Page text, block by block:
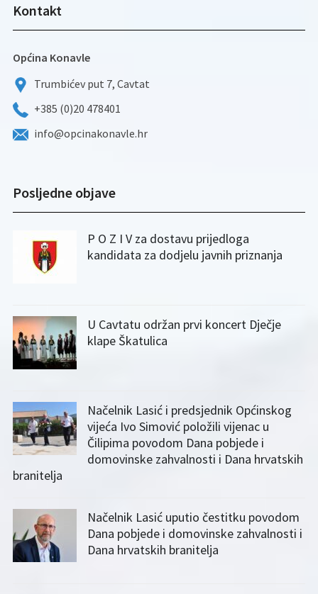
Kontakt
Općina Konavle
Trumbićev put 7, Cavtat
+385 (0)20 478401
info@opcinakonavle.hr
Posljedne objave
P O Z I V za dostavu prijedloga
kandidata za dodjelu javnih priznanja
U Cavtatu održan prvi koncert Dječje
klape Škatulica
Načelnik Lasić i predsjednik Općinskog
vijeća Ivo Simović položili vijenac u
Čilipima povodom Dana pobjede i
domovinske zahvalnosti i Dana hrvatskih
branitelja
Načelnik Lasić uputio čestitku povodom
Dana pobjede i domovinske zahvalnosti i
Dana hrvatskih branitelja